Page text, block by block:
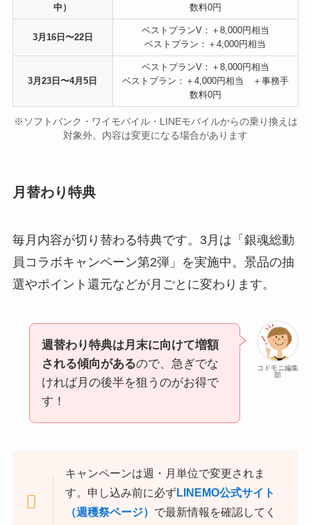
中）
数料0円
3月16日〜22日
ベストプランV：＋8,000円相当
ベストプラン：＋4,000円相当
3月23日〜4月5日
ベストプランV：＋8,000円相当
ベストプラン：＋4,000円相当 ＋事務手
数料0円
※ソフトバンク・ワイモバイル・LINEモバイルからの乗り換えは
対象外。内容は変更になる場合があります
月替わり特典
毎月内容が切り替わる特典です。3月は「銀魂総動
員コラボキャンペーン第2弾」を実施中。景品の抽
選やポイント還元などが月ごとに変わります。
コドモニ編集
部
週替わり特典は月末に向けて増額
される傾向があるので、急ぎでな
ければ月の後半を狙うのがお得で
す！
キャンペーンは週・月単位で変更されま
す。申し込み前に必ずLINEMO公式サイト
（週穫祭ページ） で最新情報を確認してく